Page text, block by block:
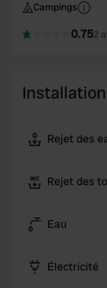
Campings
0.752
Rejet des
Rejet des
Eau
Électricité